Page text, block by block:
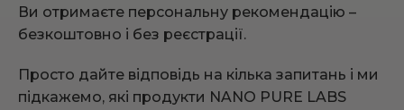
Ви отримаєте персональну рекомендацію –
безкоштовно і без реєстрації.
Просто дайте відповідь на кілька запитань і ми
підкажемо, які продукти NANO PURE LABS